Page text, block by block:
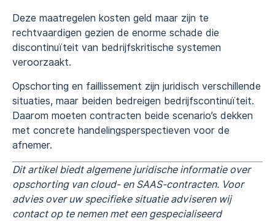
Deze maatregelen kosten geld maar zijn te
rechtvaardigen gezien de enorme schade die
discontinuïteit van bedrijfskritische systemen
veroorzaakt.
Opschorting en faillissement zijn juridisch verschillende
situaties, maar beiden bedreigen bedrijfscontinuïteit.
Daarom moeten contracten beide scenario’s dekken
met concrete handelingsperspectieven voor de
afnemer.
Dit artikel biedt algemene juridische informatie over
opschorting van cloud- en SAAS-contracten. Voor
advies over uw specifieke situatie adviseren wij
contact op te nemen met een gespecialiseerd